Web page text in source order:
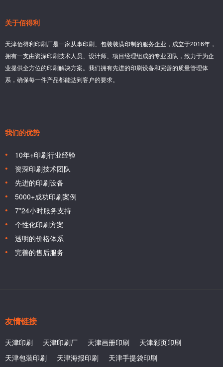
关于佰得利
天津佰得利印刷厂是一家从事印刷、包装装潢印制的服务企业，成立于2016年，
拥有一支由资深印刷技术人员、设计师、项目经理组成的专业团队，致力于为企
业提供全方位的印刷解决方案。我们拥有先进的印刷设备和完善的质量管理体
系，确保每一件产品都能达到客户的要求。
我们的优势
10年+印刷行业经验
资深印刷技术团队
先进的印刷设备
5000+成功印刷案例
7*24小时服务支持
个性化印刷方案
透明的价格体系
完善的售后服务
友情链接
天津印刷 天津印刷厂 天津画册印刷
天津彩页印刷
天津包装印刷
天津海报印刷 天津手提袋印刷